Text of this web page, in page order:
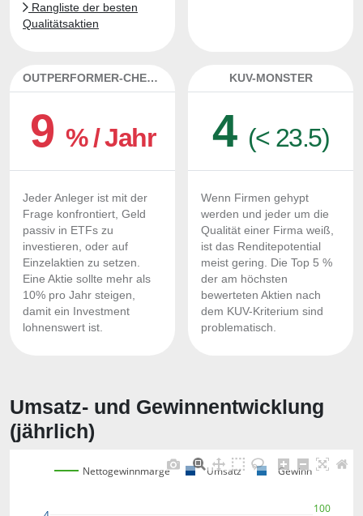
Rangliste der besten
Qualitätsaktien
OUTPERFORMER-CHECK
9 % / Jahr
Jeder Anleger ist mit der
Frage konfrontiert, Geld
passiv in ETFs zu
investieren, oder auf
Einzelaktien zu setzen.
Eine Aktie sollte mehr als
10% pro Jahr steigen,
damit ein Investment
lohnenswert ist.
KUV-MONSTER
4 (< 23.5)
Wenn Firmen gehypt
werden und jeder um die
Qualität einer Firma weiß,
ist das Renditepotential
meist gering. Die Top 5 %
der am höchsten
bewerteten Aktien nach
dem KUV-Kriterium sind
problematisch.
Umsatz- und Gewinnentwicklung
(jährlich)
100
Nettogewinnmarge Umsatz Gewinn